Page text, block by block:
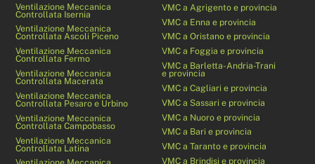
Ventilazione Meccanica
Controllata Isernia
Ventilazione Meccanica
Controllata Ascoli Piceno
Ventilazione Meccanica
Controllata Fermo
Ventilazione Meccanica
Controllata Macerata
Ventilazione Meccanica
Controllata Pesaro e Urbino
Ventilazione Meccanica
Controllata Campobasso
Ventilazione Meccanica
Controllata Latina
VMC a Agrigento e provincia
VMC a Enna e provincia
VMC a Oristano e provincia
VMC a Foggia e provincia
VMC a Barletta-Andria-Trani
e provincia
VMC a Cagliari e provincia
VMC a Sassari e provincia
VMC a Nuoro e provincia
VMC a Bari e provincia
VMC a Taranto e provincia
VMC a Brindisi e provincia